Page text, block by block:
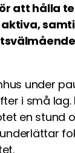
att hålla
under
i små
en stund